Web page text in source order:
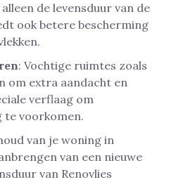
de levensduur van de
ook betere bescherming
: Vochtige ruimtes zoals
om extra aandacht en
verflaag om
te voorkomen.
van je woning in
van een nieuwe
van Renovlies